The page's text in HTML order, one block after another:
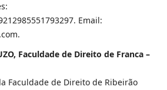
Email:
Faculdade de Direito de Franca –
Faculdade de Direito de Ribeirão